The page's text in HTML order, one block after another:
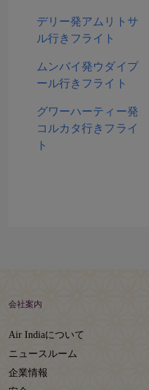
デリー発アムリトサ
ル行きフライト
ムンバイ発ウダイプ
ール行きフライト
グワーハーティー発
コルカタ行きフライ
ト
会社案内
Air Indiaについて
ニュースルーム
企業情報